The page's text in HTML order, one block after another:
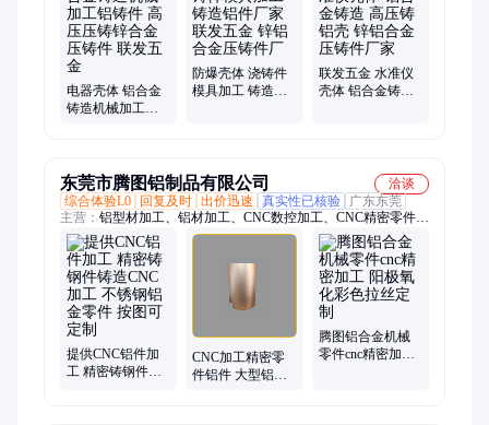
中央扶手、提升机分绳器、锌合金分绳器、防爆接线盒铝
电器壳体 铝合金
铸造机械加工铝
防爆壳体 浇铸件
模具加工 铸造铝
联发五金 水准仪
壳体 铝合金铸造
东莞市腾图铝制品有限公司
洽谈
综合体验L0
回复及时 出价迅速 真实性已核验
广东东莞
主营： 铝型材加工、铝材加工、CNC数控加工、CNC精密零件加
工、汽车零件非标定制、医疗铝件CNC、非标零件CNC加工、
cnc精密铝件、铝合金cnc加工、铝制品加工、阳极氧化、铝板加
工、铝型材非标定制、铝外壳加工、数控车削、机械加工、冲压
加工、专业铝制品CNC、硬质氧化、抗UV氧化、喷砂氧化、cnc
电脑锣加工、CNC机加工、散热器铝型材
提供CNC铝件加
工 精密铸钢件铸
CNC加工精密零
件铝件 大型铝合
腾图铝合金机械
零件cnc精密加工